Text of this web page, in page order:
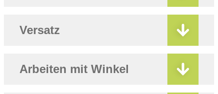
Versatz
Arbeiten mit Winkel